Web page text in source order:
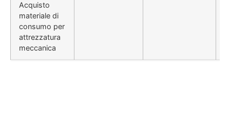
Acquisto
materiale di
consumo per
attrezzatura
meccanica